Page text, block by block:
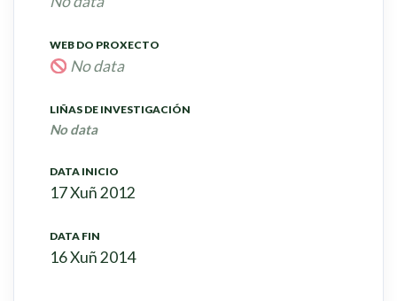
WEB DO PROXECTO
No data
LIÑAS DE INVESTIGACIÓN
No data
DATA INICIO
17 Xuñ 2012
DATA FIN
16 Xuñ 2014